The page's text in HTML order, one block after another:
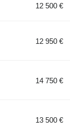
12 500 €
12 950 €
14 750 €
13 500 €